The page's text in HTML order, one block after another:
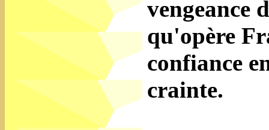
vengeance
qu'opère
confiance
crainte.